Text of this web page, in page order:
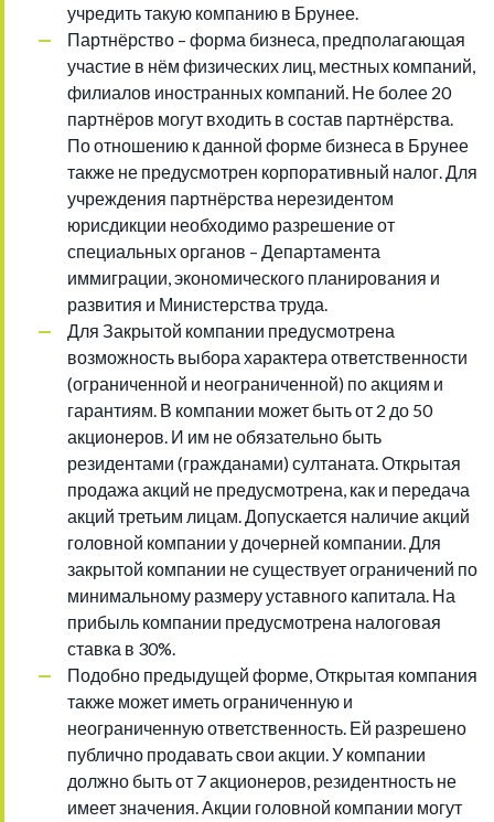
учредить такую компанию в Брунее.
Партнёрство – форма бизнеса, предполагающая
участие в нём физических лиц, местных компаний,
филиалов иностранных компаний. Не более 20
партнёров могут входить в состав партнёрства.
По отношению к данной форме бизнеса в Брунее
также не предусмотрен корпоративный налог. Для
учреждения партнёрства нерезидентом
юрисдикции необходимо разрешение от
специальных органов – Департамента
иммиграции, экономического планирования и
развития и Министерства труда.
Для Закрытой компании предусмотрена
возможность выбора характера ответственности
(ограниченной и неограниченной) по акциям и
гарантиям. В компании может быть от 2 до 50
акционеров. И им не обязательно быть
резидентами (гражданами) султаната. Открытая
продажа акций не предусмотрена, как и передача
акций третьим лицам. Допускается наличие акций
головной компании у дочерней компании. Для
закрытой компании не существует ограничений по
минимальному размеру уставного капитала. На
прибыль компании предусмотрена налоговая
ставка в 30%.
Подобно предыдущей форме, Открытая компания
также может иметь ограниченную и
неограниченную ответственность. Ей разрешено
публично продавать свои акции. У компании
должно быть от 7 акционеров, резидентность не
имеет значения. Акции головной компании могут